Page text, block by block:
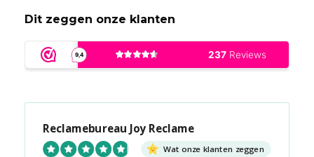
Dit zeggen onze klanten
Reclamebureau Joy Reclame
Wat onze klanten zeggen